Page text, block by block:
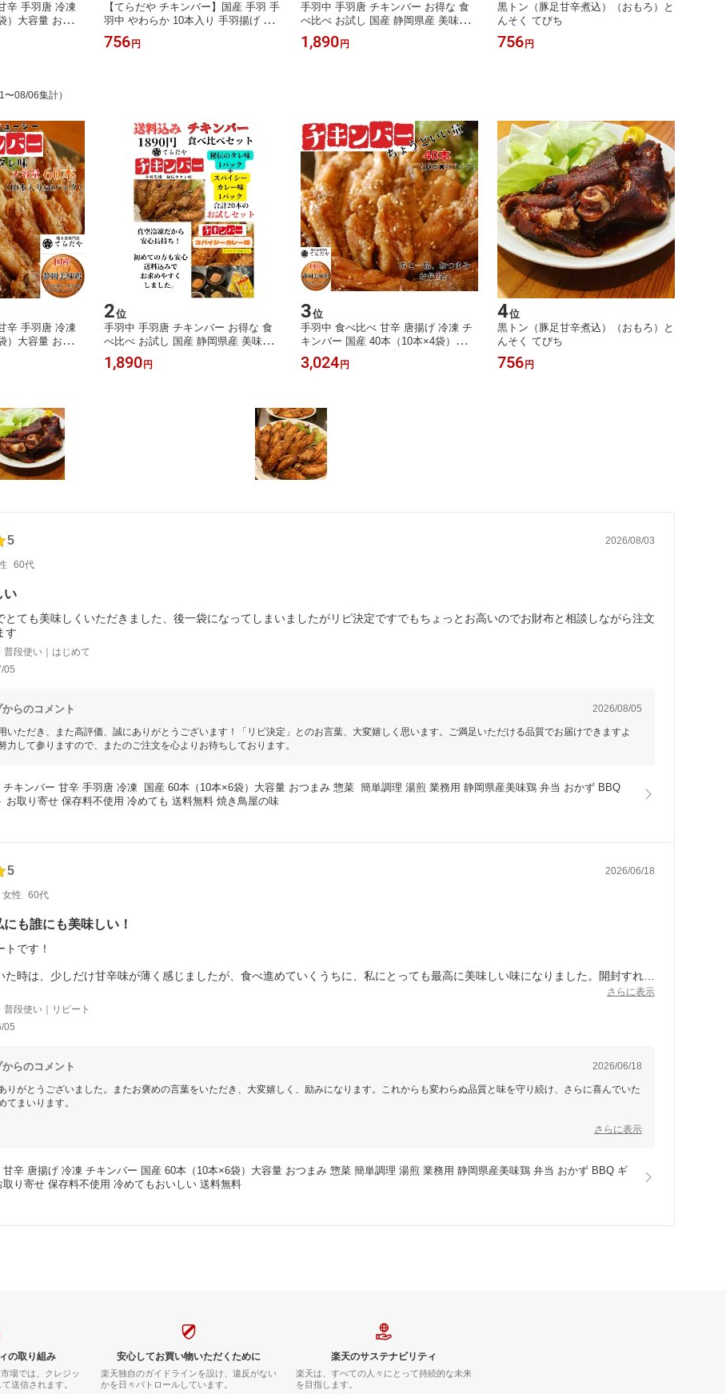
辛 手羽唐 冷凍
）大容量 おつま
業務用 静岡県
BBQ ギフト お
【てらだや チキンバー】国産 手羽 手
羽中 やわらか 10本入り 手羽揚げ 鶏
肉 唐揚げ から揚げ 保存食 アウトド
ア おつまみ ギフト 保存料不使用 お
756 円
手羽中 手羽唐 チキンバー お得な 食
べ比べ お試し 国産 静岡県産 美味鶏
使用 食べ比べセット 秘伝のたれ味1
パック+スパイシーカレー味1パック 1
1,890 円
黒トン（豚足甘辛煮込）（おもろ）と
んそく てびち
756 円
〜08/06集計）
辛 手羽唐 冷凍
）大容量 おつま
業務用 静岡県
BBQ ギフト お
2位
手羽中 手羽唐 チキンバー お得な 食
べ比べ お試し 国産 静岡県産 美味鶏
使用 食べ比べセット 秘伝のたれ味1
パック+スパイシーカレー味1パック 1
1,890 円
3位
手羽中 食べ比べ 甘辛 唐揚げ 冷凍 チ
キンバー 国産 40本（10本×4袋）大容
量 おつまみ 惣菜 簡単調理 湯煎 業務
用 静岡県産美味鶏 弁当 おかず BBQ
3,024 円
4位
黒トン（豚足甘辛煮込）（おもろ）と
んそく てびち
756 円
5 2026/08/03
60代
い
とても美味しくいただきました、後一袋になってしまいましたがリピ決定ですでもちょっとお高いのでお財布と相談しながら注文
す
普段使い｜はじめて
05
らのコメント 2026/08/05
いただき、また高評価、誠にありがとうございます！「リピ決定」とのお言葉、大変嬉しく思います。ご満足いただける品質でお届けできますよ
力して参りますので、またのご注文を心よりお待ちしております。
チキンバー 甘辛 手羽唐 冷凍  国産 60本（10本×6袋）大容量 おつまみ 惣菜  簡単調理 湯煎 業務用 静岡県産美味鶏 弁当 おかず BBQ
お取り寄せ 保存料不使用 冷めても 送料無料 焼き鳥屋の味
5 2026/06/18
女性 60代
も誰にも美味しい！
トです！
た時は、少しだけ甘辛味が薄く感じましたが、食べ進めていくうちに、私にとっても最高に美味しい味になりました。開封すれば
もいただきましたが、「てらだや」さんのものが味も柔らかさもお値段もお店の方々の誠意も最高です。
は関心を持てません。
にこの事ですね（笑）
真摯に向き合う心がいっぱいこもった、本当に美味しい商品です。
まま変わりなく守り続けて下さい。
さらに表示
段使い｜リピート
05
らのコメント 2026/06/18
りがとうございました。またお褒めの言葉をいただき、大変嬉しく、励みになります。これからも変わらぬ品質と味を守り続け、さらに喜んでいた
てまいります。
さらに表示
甘辛 唐揚げ 冷凍 チキンバー 国産 60本（10本×6袋）大容量 おつまみ 惣菜 簡単調理 湯煎 業務用 静岡県産美味鶏 弁当 おかず BBQ ギ
取り寄せ 保存料不使用 冷めてもおいしい 送料無料
の取り組み
場では、クレジッ
送信されます。
安心してお買い物いただくために
楽天独自のガイドラインを設け、違反がない
かを日々パトロールしています。
楽天のサステナビリティ
楽天は、すべての人々にとって持続的な未来
を目指します。